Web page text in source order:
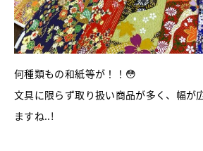
何種類もの和紙等が！！😳
文具に限らず取り扱い商品が多く、幅が
ますね..!